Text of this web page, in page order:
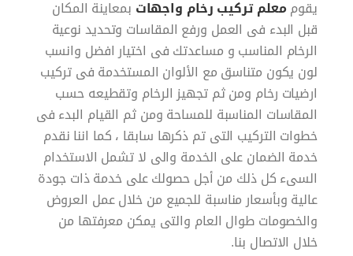
يقوممعلم تركيب رخام واجهات بمعاينة المكان
قبل البدء فى العمل ورفع المقاسات وتحديد نوعية
الرخام المناسب و مساعدتك فى اختيار افضل وانسب
لون يكون متناسق مع الألوان المستخدمة فىتركيب
ارضيات رخام ومن ثم تجهيز الرخام وتقطيعه حسب
المقاسات المناسبة للمساحة ومن ثم القيام البدء فى
خطوات التركيب التى تم ذكرها سابقا ، كما اننا نقدم
خدمة الضمان على الخدمة والى لا تشمل الاستخدام
السىء كل ذلك من أجل حصولك على خدمة ذات جودة
عالية وبأسعار مناسبة للجميع من خلال عمل العروض
والخصومات طوال العام والتى يمكن معرفتها من
خلال الاتصال بنا.